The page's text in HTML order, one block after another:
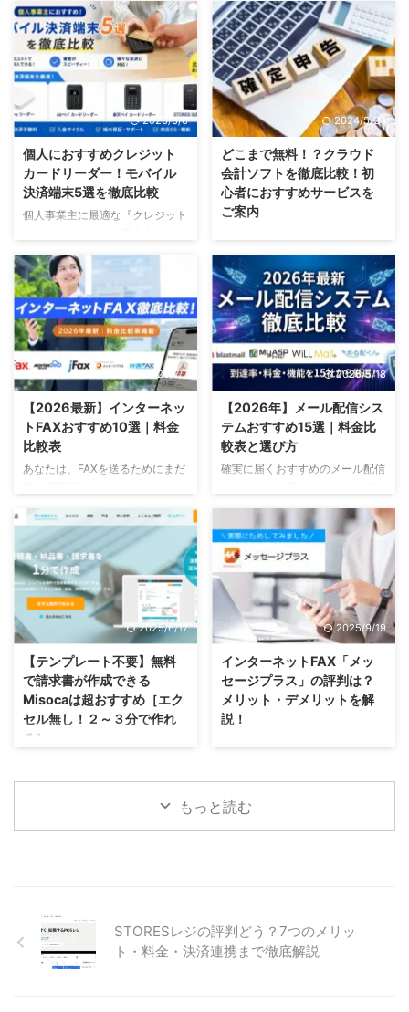
2026/8/6
個人におすすめクレジット
カードリーダー！モバイル
決済端末5選を徹底比較
個人事業主に最適な『クレジット
探しですか？ ✓ 初期費用、決済
導入コストをできるだけ抑えたい
✓ はじめてのキャッシュレス決
済導入で審査に不安がある ✓ イ
ベントや移動販売でも安心して使
いたい そんな方に向けて、ネト
デジ編集部が、主要なクレジット
カードリーダー／モバイル決済端
末を料金・手数料・機能の観点か
ら徹底比較しました。口コミに加
えて、対応OSや充電方式などの
細かな仕様も比較しました。 決
済端末導入後に「失敗した…」と
最適な一台を見つけてくだ ...
2024/5/24
どこまで無料！？クラウド
会計ソフトを徹底比較！初
心者におすすめサービスを
ご案内
向けて、インターネットを通じて
利用できる、クラウド会計ソフト
について比較してみました。 無
料から使える、やよい、マネーフ
ォワード、フリー、についてサー
ビスの違いを知りたい方は、ぜひ
こちらの記事を参考にしてみてだ
さい。 ３大クラウド会計ソフト
の料金を比較 ３大クラウド会計
ソフトの料金プランを比較してみ
ました 完全に無料で使えるサー
ビスはどれですか？ 「弥生会計
オンライン」の、白色申告（フリ
年目限定）は、初期費用に加えて
月額も0円で利用できます。 料 ...
2026/7/7
【2026最新】インターネッ
トFAXおすすめ10選｜料金
比較表
あなたは、FAXを送るためにまだ
を送受信できる方法をお探しでし
ょうか。 ✓ 「ビジネスでFAXは
必要だけど、電話回線は引きたく
ない」 ✓ 「自宅や外出先から、
スマホだけでFAXを使いたい」 ✓
「できるだけ低コストに、個人名
義で申し込みたい」 こうしたニ
FAXです。 本記事では、最新の
10サービスを料金・機能・評判
で徹底比較し、さらに利用目的別
のおすすめルートを提示します。
2026/5/18
【2026年】メール配信シス
テムおすすめ15選｜料金比
較表と選び方
確実に届くおすすめのメール配信
えたい ✓ Gmailへの到達率が高い
サービスを選びたい ✓ 初心者で
も簡単にメルマガ・ステップメー
ルを送りたい そんな悩みを解決
するために、主要なメール配信シ
ステム15社を徹底調査し、料金・
機能・到達率を比較しました。
く、デメリットや無料プランの有
無もしっかり解説しています。
導入後に「こんなはずじゃなかっ
た…」と後悔しないために、この
2025/6/17
【テンプレート不要】無料
で請求書が作成できる
Misocaは超おすすめ［エク
セル無し！２～３分で作れ
る］
簡単に請求書を作成することがで
す。 はじめに 請求書なんて作っ
言われるのが「請求書を作ったこ
とがない」です。 当然ですが、
法人との取引では請求書はない
2025/9/19
インターネットFAX「メッ
セージプラス」の評判は？
メリット・デメリットを解
説！
交えてご紹介します。 メッセー
ジプラスの基礎知識 メッセージ
ージプラスを実際に利用してみた
即日利用可能で導入がスムーズ
メッセージプラスは、クレジット
もっと読む
STORESレジの評判どう？7つのメリッ
ト・料金・決済連携まで徹底解説